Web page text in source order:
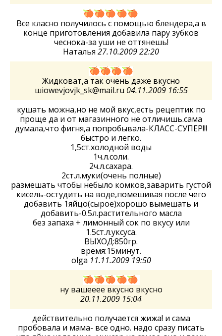
Все класно получилось с помощью блендера,а в
конце приготовления добавила пару зубков
чеснока-за уши не оттянешь!
Наталья 27.10.2009 22:20
Жидковат,а так очень даже вкусно
шiowevjovjk_sk@mail.ru 04.11.2009 16:55
кушать можна,но не мой вкус,есть рецептик по
проще да и от магазинного не отличишь.сама
думала,что фигня,а попробывала-КЛАСС-СУПЕР!!!
быстро и легко.
1,5ст.холодной воды
1ч.л.соли.
2ч.л.сахара.
2ст.л.муки(очень полные)
размешать чтобы небыло комков,заварить густой
кисель-остудить на воде,помешивая после чего
добавить 1яйцо(сырое)хорошо вымешать и
добавить-0.5л.растительного масла
без запаха + лимонный сок по вкусу или
1.5ст.л.уксуса.
ВЫХОД:850гр.
время:15минут.
olga 11.11.2009 19:50
ну вашееее вкусно вкусно
20.11.2009 15:04
действительно получается жижа! и сама
пробовала и мама- все одно. надо сразу писать